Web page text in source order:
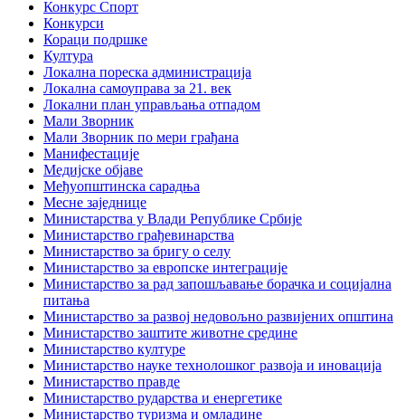
Конкурс Спорт
Конкурси
Кораци подршке
Култура
Локална пореска администрација
Локална самоуправа за 21. век
Локални план управљања отпадом
Мали Зворник
Мали Зворник по мери грађана
Манифестације
Медијске објаве
Међуопштинска сарадња
Месне заједнице
Министарства у Влади Републике Србије
Министарство грађевинарства
Министарство за бригу о селу
Министарство за европске интеграције
Министарство за рад запошљавање борачка и социјална
питања
Министарство за развој недовољно развијених општина
Министарство заштите животне средине
Министарство културе
Министарство науке технолошког развоја и иновација
Министарство правде
Министарство рударства и енергетике
Министарство туризма и омладине